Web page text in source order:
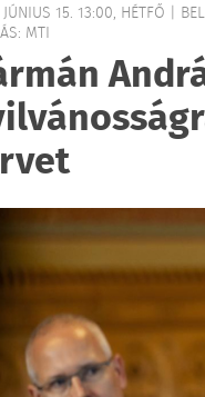
15. 13:00, HÉTFŐ |
MTI